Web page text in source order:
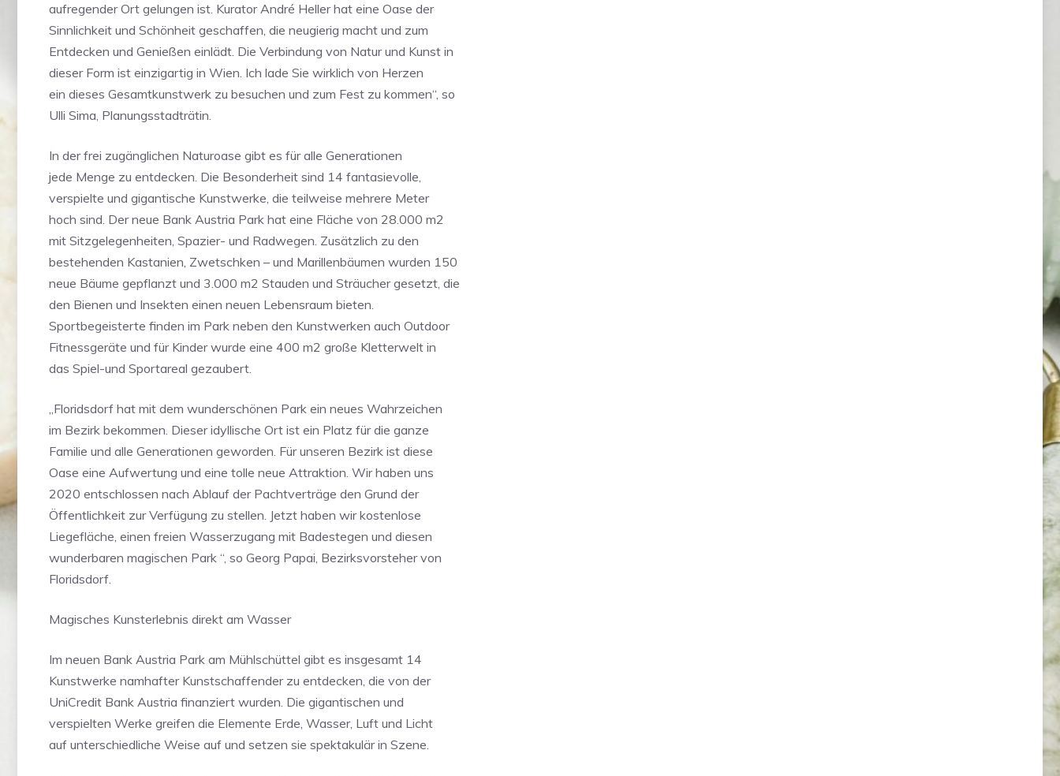
aufregender Ort gelungen ist. Kurator André Heller hat eine Oase der
Sinnlichkeit und Schönheit geschaffen, die neugierig macht und zum
Entdecken und Genießen einlädt. Die Verbindung von Natur und Kunst in
dieser Form ist einzigartig in Wien. Ich lade Sie wirklich von Herzen
ein dieses Gesamtkunstwerk zu besuchen und zum Fest zu kommen“, so
Ulli Sima, Planungsstadträtin.
In der frei zugänglichen Naturoase gibt es für alle Generationen
jede Menge zu entdecken. Die Besonderheit sind 14 fantasievolle,
verspielte und gigantische Kunstwerke, die teilweise mehrere Meter
hoch sind. Der neue Bank Austria Park hat eine Fläche von 28.000 m2
mit Sitzgelegenheiten, Spazier- und Radwegen. Zusätzlich zu den
bestehenden Kastanien, Zwetschken – und Marillenbäumen wurden 150
neue Bäume gepflanzt und 3.000 m2 Stauden und Sträucher gesetzt, die
den Bienen und Insekten einen neuen Lebensraum bieten.
Sportbegeisterte finden im Park neben den Kunstwerken auch Outdoor
Fitnessgeräte und für Kinder wurde eine 400 m2 große Kletterwelt in
das Spiel-und Sportareal gezaubert.
„Floridsdorf hat mit dem wunderschönen Park ein neues Wahrzeichen
im Bezirk bekommen. Dieser idyllische Ort ist ein Platz für die ganze
Familie und alle Generationen geworden. Für unseren Bezirk ist diese
Oase eine Aufwertung und eine tolle neue Attraktion. Wir haben uns
2020 entschlossen nach Ablauf der Pachtverträge den Grund der
Öffentlichkeit zur Verfügung zu stellen. Jetzt haben wir kostenlose
Liegefläche, einen freien Wasserzugang mit Badestegen und diesen
wunderbaren magischen Park “, so Georg Papai, Bezirksvorsteher von
Floridsdorf.
Magisches Kunsterlebnis direkt am Wasser
Im neuen Bank Austria Park am Mühlschüttel gibt es insgesamt 14
Kunstwerke namhafter Kunstschaffender zu entdecken, die von der
UniCredit Bank Austria finanziert wurden. Die gigantischen und
verspielten Werke greifen die Elemente Erde, Wasser, Luft und Licht
auf unterschiedliche Weise auf und setzen sie spektakulär in Szene.